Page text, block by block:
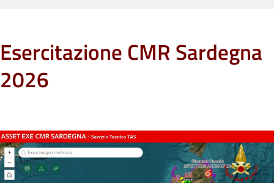
Esercitazione CMR Sardegna
2026